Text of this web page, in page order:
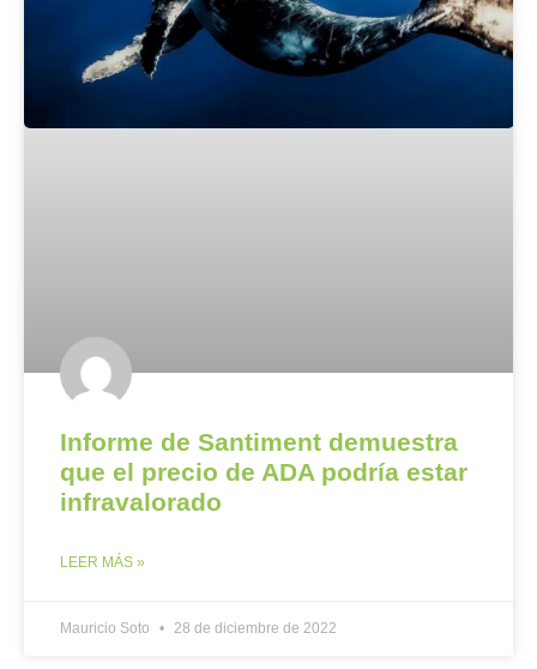
Informe de Santiment demuestra
que el precio de ADA podría estar
infravalorado
LEER MÁS »
Mauricio Soto 28 de diciembre de 2022